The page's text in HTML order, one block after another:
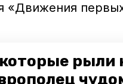
рыли
«Движения